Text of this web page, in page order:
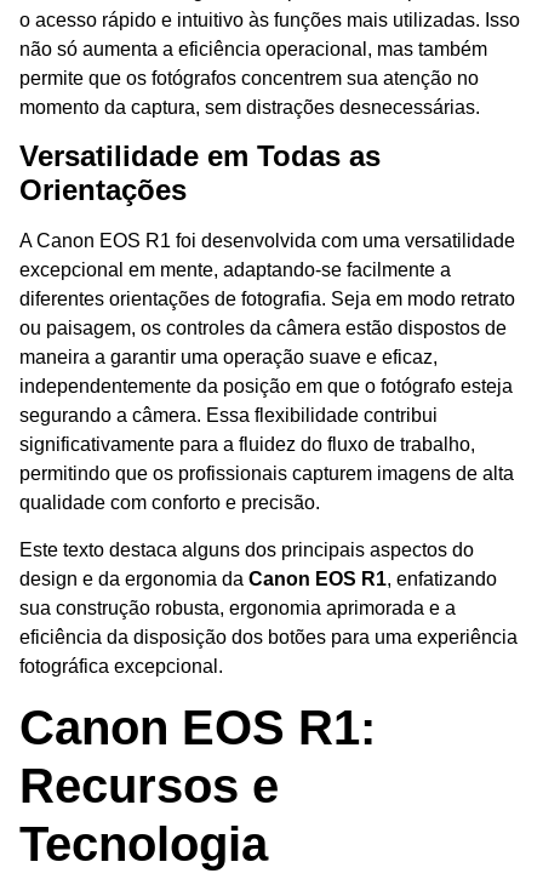
o acesso rápido e intuitivo às funções mais utilizadas. Isso
não só aumenta a eficiência operacional, mas também
permite que os fotógrafos concentrem sua atenção no
momento da captura, sem distrações desnecessárias.
Versatilidade em Todas as
Orientações
A Canon EOS R1 foi desenvolvida com uma versatilidade
excepcional em mente, adaptando-se facilmente a
diferentes orientações de fotografia. Seja em modo retrato
ou paisagem, os controles da câmera estão dispostos de
maneira a garantir uma operação suave e eficaz,
independentemente da posição em que o fotógrafo esteja
segurando a câmera. Essa flexibilidade contribui
significativamente para a fluidez do fluxo de trabalho,
permitindo que os profissionais capturem imagens de alta
qualidade com conforto e precisão.
Este texto destaca alguns dos principais aspectos do
design e da ergonomia da Canon EOS R1, enfatizando
sua construção robusta, ergonomia aprimorada e a
eficiência da disposição dos botões para uma experiência
fotográfica excepcional.
Canon EOS R1:
Recursos e
Tecnologia